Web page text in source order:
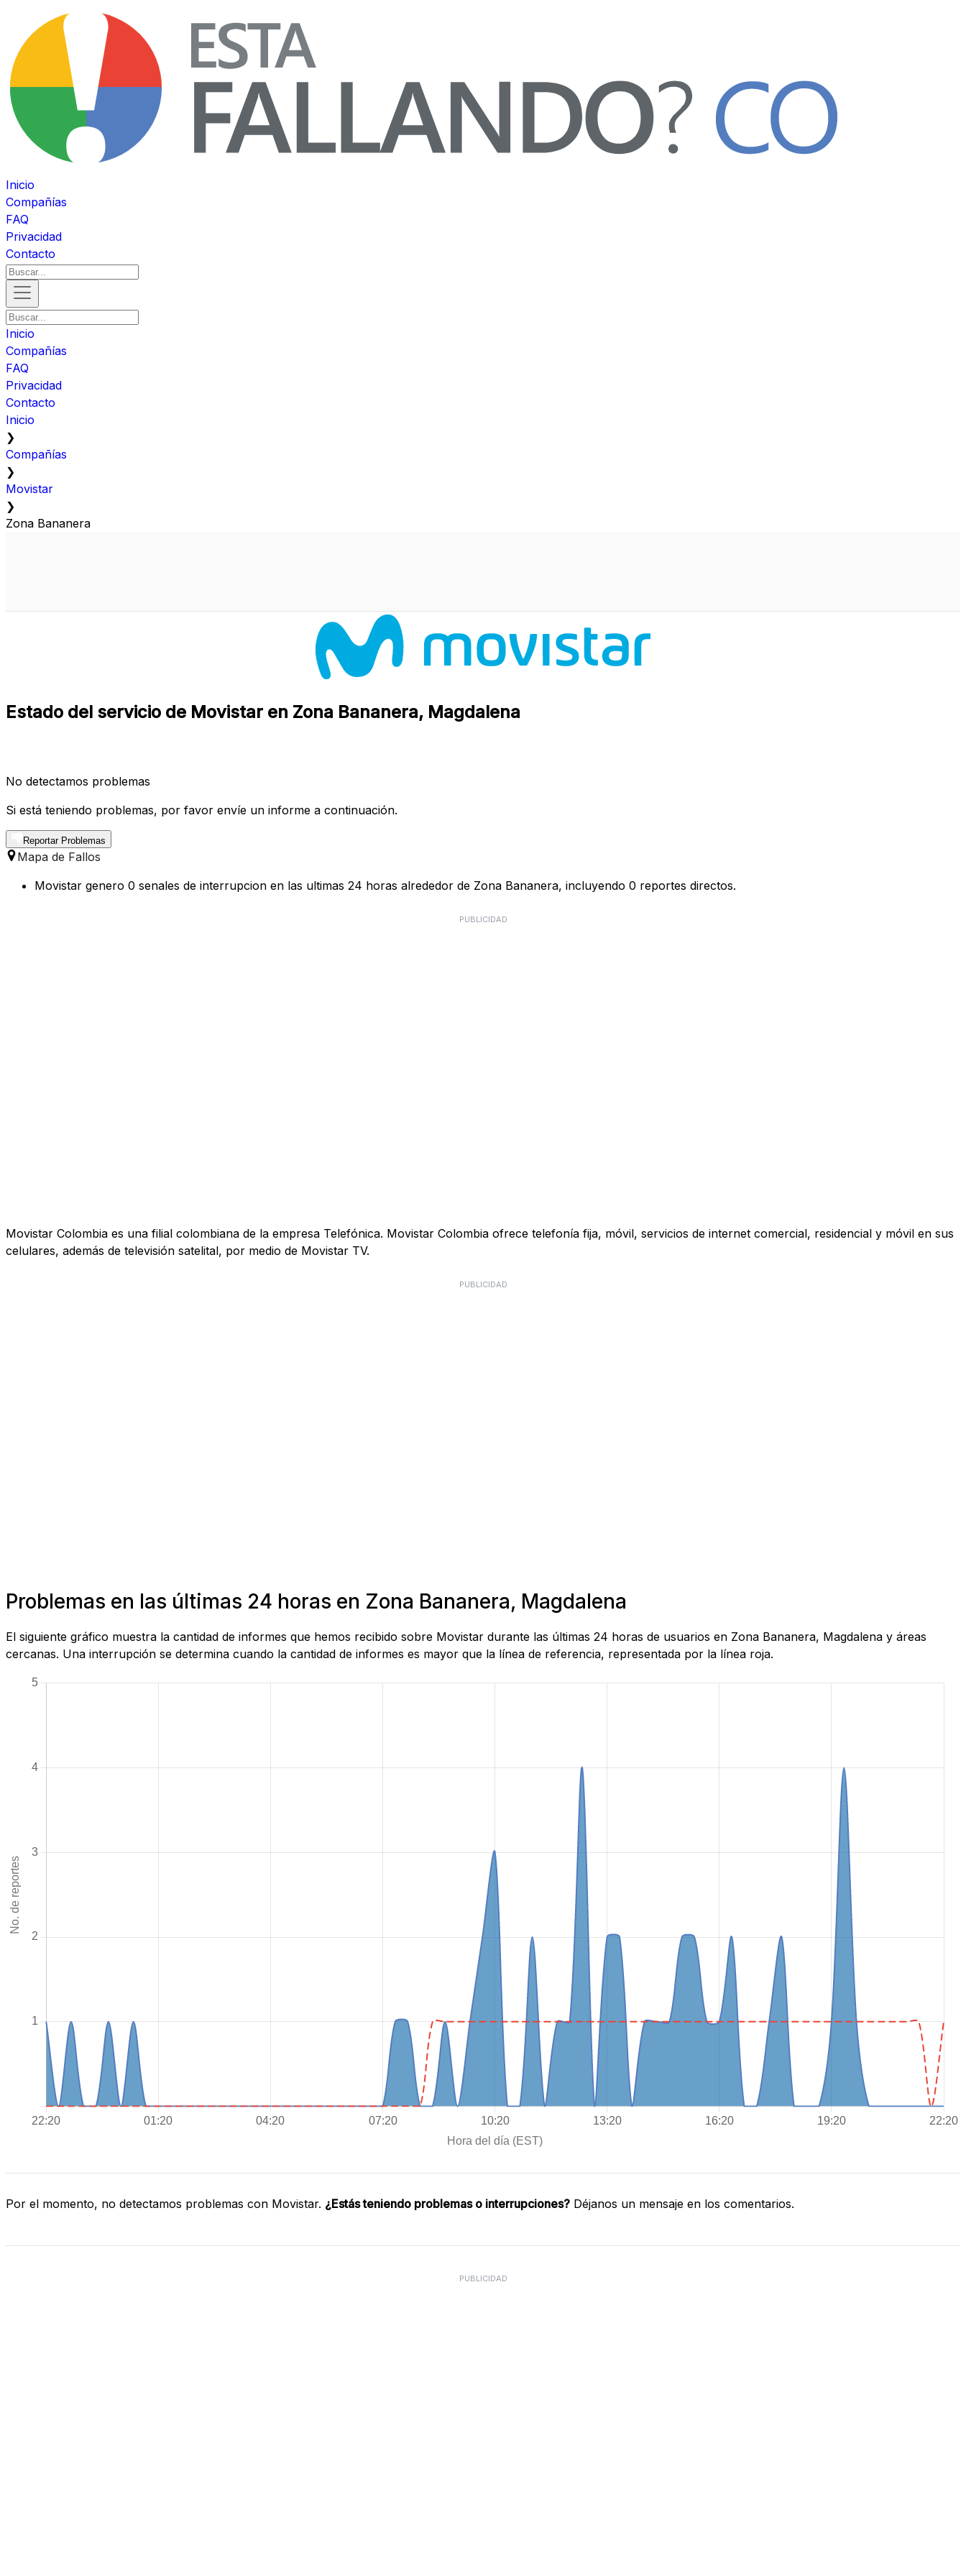
Inicio
Compañías
FAQ
Privacidad
Contacto
Inicio
Compañías
FAQ
Privacidad
Contacto
Inicio
❯
Compañías
❯
Movistar
❯
Zona Bananera
Estado del servicio de Movistar en Zona Bananera, Magdalena
No detectamos problemas
Si está teniendo problemas, por favor envíe un informe a continuación.
Reportar Problemas
Mapa de Fallos
Movistar genero 0 senales de interrupcion en las ultimas 24 horas alrededor de Zona Bananera, incluyendo 0 reportes directos.
PUBLICIDAD
Movistar Colombia es una filial colombiana de la empresa Telefónica. Movistar Colombia ofrece telefonía fija, móvil, servicios de internet comercial, residencial y móvil en sus
celulares, además de televisión satelital, por medio de Movistar TV.
PUBLICIDAD
Problemas en las últimas 24 horas en Zona Bananera, Magdalena
El siguiente gráfico muestra la cantidad de informes que hemos recibido sobre Movistar durante las últimas 24 horas de usuarios en Zona Bananera, Magdalena y áreas
cercanas. Una interrupción se determina cuando la cantidad de informes es mayor que la línea de referencia, representada por la línea roja.
Por el momento, no detectamos problemas con Movistar. ¿Estás teniendo problemas o interrupciones? Déjanos un mensaje en los comentarios.
PUBLICIDAD